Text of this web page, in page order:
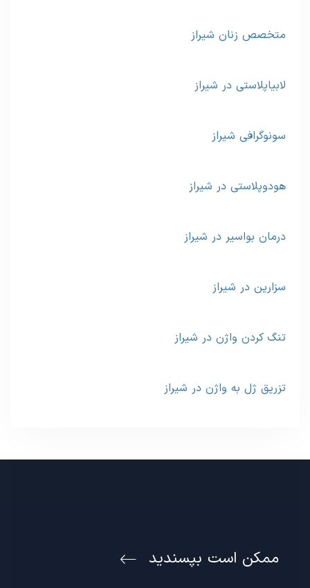
متخصص زنان شیراز
لابیاپلاستی در شیراز
سونوگرافی شیراز
هودوپلاستی در شیراز
درمان بواسیر در شیراز
سزارین در شیراز
تنگ کردن واژن در شیراز
تزریق ژل به واژن در شیراز
ممکن است بپسندید